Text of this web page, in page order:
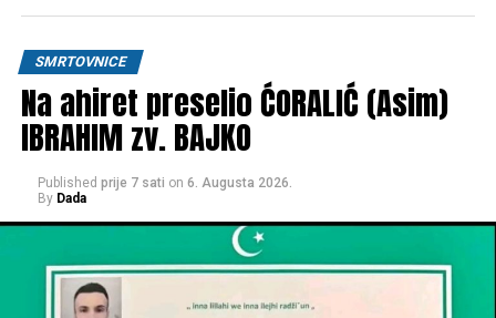
SMRTOVNICE
Na ahiret preselio ĆORALIĆ (Asim)
IBRAHIM zv. BAJKO
Published prije 7 sati on 6. Augusta 2026.
By Dada